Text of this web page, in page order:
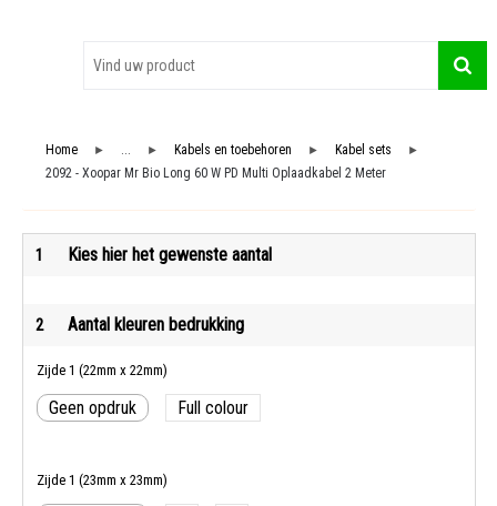
Home ► ... ► Kabels en toebehoren ► Kabel sets ►
2092 - Xoopar Mr Bio Long 60 W PD Multi Oplaadkabel 2 Meter
1 Kies hier het gewenste aantal
2 Aantal kleuren bedrukking
Zijde 1 (22mm x 22mm)
Geen opdruk Full colour
Zijde 1 (23mm x 23mm)